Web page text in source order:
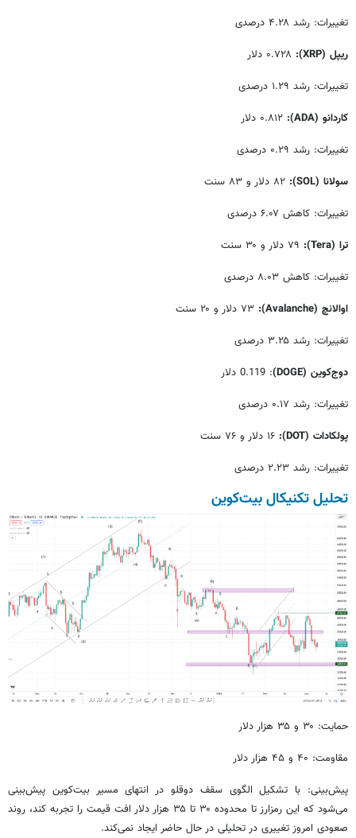
تغییرات: رشد ۴.۲۸ درصدی
ریپل (XRP)
:
تغییرات: رشد ۱.۲۹ درصدی
کاردانو (ADA)
:
تغییرات: رشد ۰.۲۹ درصدی
سولانا (SOL)
:
تغییرات: کاهش ۶.۰۷ درصدی
ترا (Tera)
:
تغییرات: کاهش ۸.۰۳ درصدی
اوالانچ (Avalanche)
:
تغییرات: رشد ۳.۲۵ درصدی
دوج‌کوین (DOGE)
: 0.119 دلار
تغییرات: رشد ۰.۱۷ درصدی
پولکادات (DOT)
:
تغییرات: رشد ۲.۲۳ درصدی
تحلیل تکنیکال بیت‌کوین
حمایت: ۳۰ و ۳۵ هزار دلار
مقاومت: ۴۰ و ۴۵ هزار دلار
پیش‌بینی: با تشکیل الگوی سقف دوقلو در انتهای مسیر بیت‌کوین پیش‌بینی
می‌شود که این رمزارز تا محدوده ۳۰ تا ۳۵ هزار دلار افت قیمت را تجربه کند، روند
صعودی امروز تغییری در تحلیلی در حال حاضر ایجاد نمی‌کند.